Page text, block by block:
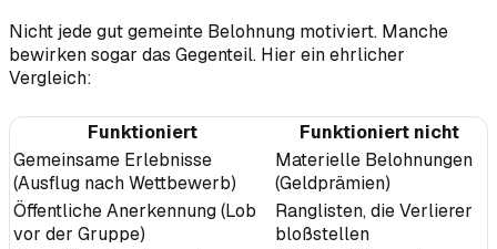
Nicht jede gut gemeinte Belohnung motiviert. Manche
bewirken sogar das Gegenteil. Hier ein ehrlicher
Vergleich:
Funktioniert
Funktioniert nicht
Gemeinsame Erlebnisse
(Ausflug nach Wettbewerb)
Materielle Belohnungen
(Geldprämien)
Öffentliche Anerkennung (Lob
vor der Gruppe)
Ranglisten, die Verlierer
bloßstellen